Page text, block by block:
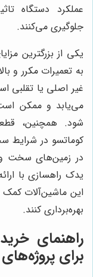
عملکرد دستگاه
جلوگیری می‌کنند.
یکی از بزرگترین
به تعمیرات مکرر و
غیر اصلی یا تقلبی
می‌یابد و ممکن
شود. همچنین،
کوماتسو در شرایط
در زمین‌های سخت و
یدک راهسازی با
این ماشین‌آلات کمک
بهره‌برداری کنند.
راهنمای
برای